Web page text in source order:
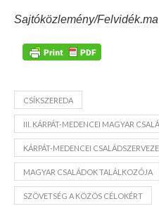
Sajtóközlemény/Felvidék.ma
CSÍKSZEREDA
III. KÁRPÁT-MEDENCEI MAGYAR
KÁRPÁT-MEDENCEI
MAGYAR CSALÁDOK TALÁLKOZÓJA
SZÖVETSÉG A KÖZÖS CÉLOKÉRT